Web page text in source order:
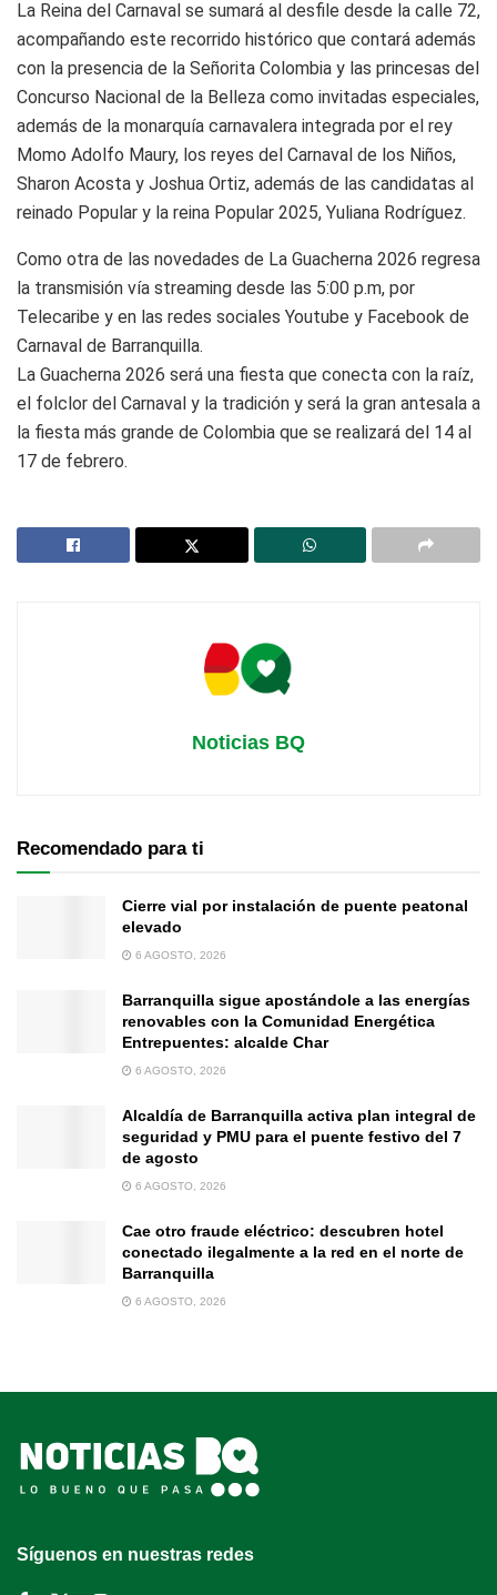
La Reina del Carnaval se sumará al desfile desde la calle 72,
acompañando este recorrido histórico que contará además
con la presencia de la Señorita Colombia y las princesas del
Concurso Nacional de la Belleza como invitadas especiales,
además de la monarquía carnavalera integrada por el rey
Momo Adolfo Maury, los reyes del Carnaval de los Niños,
Sharon Acosta y Joshua Ortiz, además de las candidatas al
reinado Popular y la reina Popular 2025, Yuliana Rodríguez.
Como otra de las novedades de La Guacherna 2026 regresa
la transmisión vía streaming desde las 5:00 p.m, por
Telecaribe y en las redes sociales Youtube y Facebook de
Carnaval de Barranquilla.
La Guacherna 2026 será una fiesta que conecta con la raíz,
el folclor del Carnaval y la tradición y será la gran antesala a
la fiesta más grande de Colombia que se realizará del 14 al
17 de febrero.
Noticias BQ
Recomendado para ti
Cierre vial por instalación de puente peatonal
elevado
6 AGOSTO, 2026
Barranquilla sigue apostándole a las energías
renovables con la Comunidad Energética
Entrepuentes: alcalde Char
6 AGOSTO, 2026
Alcaldía de Barranquilla activa plan integral de
seguridad y PMU para el puente festivo del 7
de agosto
6 AGOSTO, 2026
Cae otro fraude eléctrico: descubren hotel
conectado ilegalmente a la red en el norte de
Barranquilla
6 AGOSTO, 2026
Síguenos en nuestras redes